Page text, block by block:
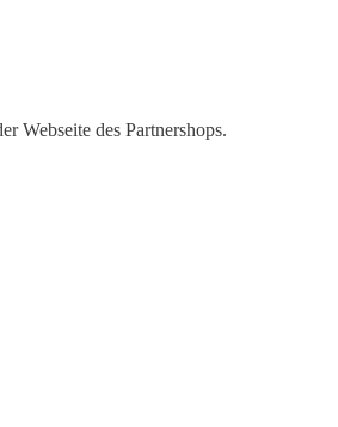
Webseite des Partnershops.